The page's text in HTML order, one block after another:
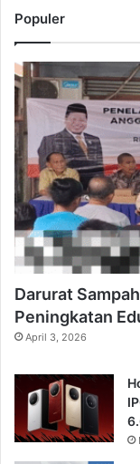
Populer
Darurat
Peningkatan
April 3, 2026